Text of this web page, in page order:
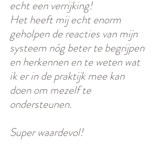
echt een verrijking!
Het heeft mij echt enorm
geholpen de reacties van mijn
systeem nóg beter te begrijpen
en herkennen en te weten wat
ik er in de praktijk mee kan
doen om mezelf te
ondersteunen.
Super waardevol!